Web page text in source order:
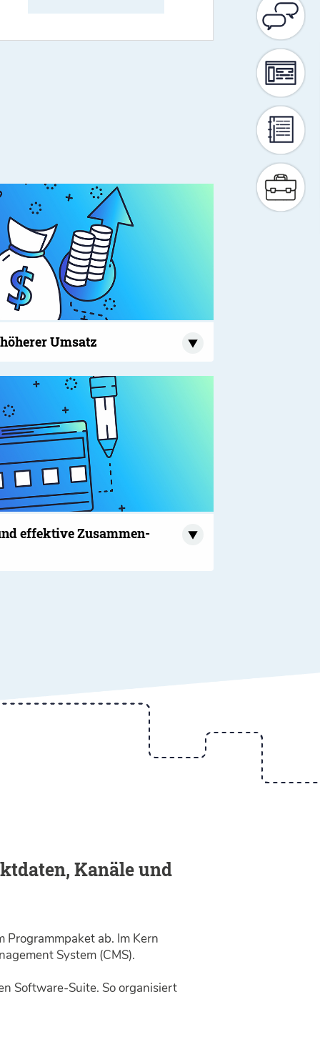
Umsatz
effektive Zusammen­
Kanäle und
ab. Im Kern
System (CMS).
Soft­ware-Suite. So organisiert